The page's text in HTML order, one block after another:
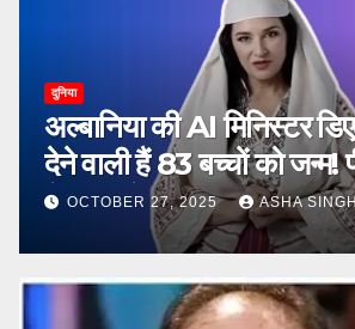
दुनिया
अल्बानिया की AI मिनिस्‍टर
देने वाली हैं 83 बच्चों को जन्‍म!
ने किया हैरान
OCTOBER 27, 2025 ASHA